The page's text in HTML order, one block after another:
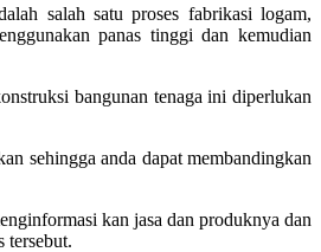
salah satu proses fabrikasi logam,
panas tinggi dan kemudian
bangunan tenaga ini diperlukan
sehingga anda dapat membandingkan
kan jasa dan produknya dan
tersebut.